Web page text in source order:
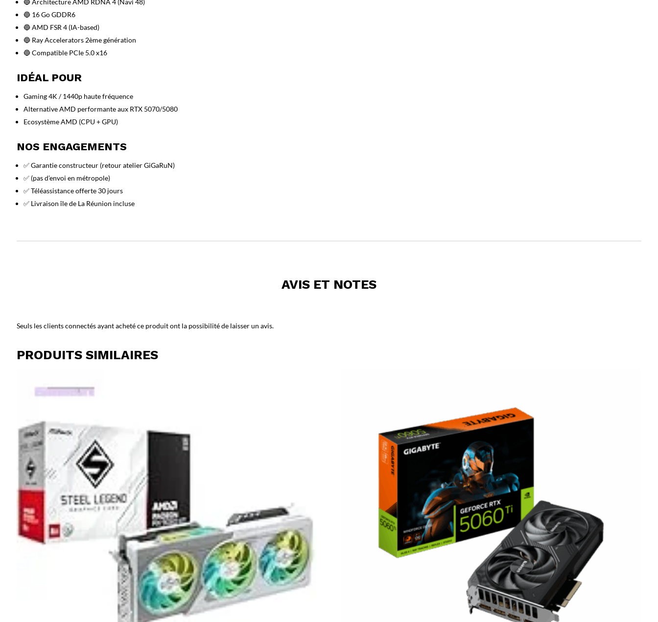
🔵 16 Go GDDR6
🔵 AMD FSR 4 (IA-based)
🔵 Ray Accelerators 2ème génération
🔵 Compatible PCIe 5.0 x16
IDÉAL POUR
Gaming 4K / 1440p haute fréquence
Alternative AMD performante aux RTX 5070/5080
Ecosystème AMD (CPU + GPU)
NOS ENGAGEMENTS
✅ Garantie constructeur (retour atelier GiGaRuN)
✅ (pas d’envoi en métropole)
✅ Téléassistance offerte 30 jours
✅ Livraison île de La Réunion incluse
AVIS ET NOTES
Seuls les clients connectés ayant acheté ce produit ont la possibilité de laisser un avis.
PRODUITS SIMILAIRES